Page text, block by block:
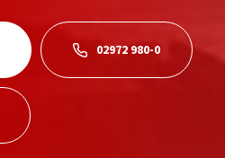
02972 980-0